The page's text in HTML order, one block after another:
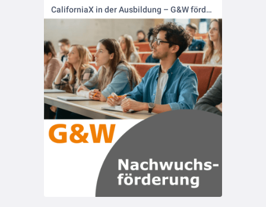
CaliforniaX in der Ausbildung – G&W fördert den Nachwuchs